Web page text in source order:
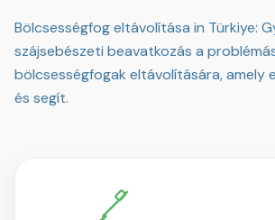
Bölcsességfog eltávolítása in Türkiye:
szájsebészeti beavatkozás a
bölcsességfogak eltávolítására, amely
és segít.